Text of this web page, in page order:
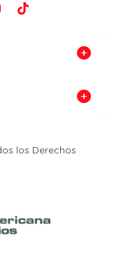
los Derechos